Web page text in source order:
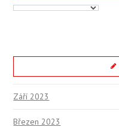
Září 2023
Březen 2023